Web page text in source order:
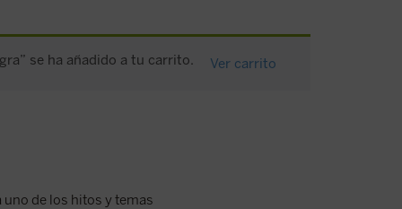
se ha añadido a tu carrito. Ver carrito
de los hitos y temas